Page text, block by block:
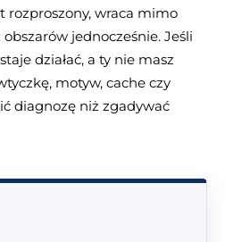
rozproszony, wraca mimo
jednocześnie. Jeśli
działać, a ty nie masz
motyw, cache czy
diagnozę niż zgadywać